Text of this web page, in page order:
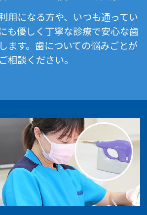
用になる方や、いつも通ってい
も優しく丁寧な診療で安心な歯
ます。歯についての悩みごとが
相談ください。